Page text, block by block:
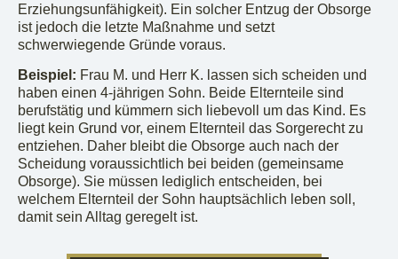
Erziehungsunfähigkeit). Ein solcher Entzug der Obsorge
ist jedoch die letzte Maßnahme und setzt
schwerwiegende Gründe voraus.
Beispiel: Frau M. und Herr K. lassen sich scheiden und
haben einen 4-jährigen Sohn. Beide Elternteile sind
berufstätig und kümmern sich liebevoll um das Kind. Es
liegt kein Grund vor, einem Elternteil das Sorgerecht zu
entziehen. Daher bleibt die Obsorge auch nach der
Scheidung voraussichtlich bei beiden (gemeinsame
Obsorge). Sie müssen lediglich entscheiden, bei
welchem Elternteil der Sohn hauptsächlich leben soll,
damit sein Alltag geregelt ist.